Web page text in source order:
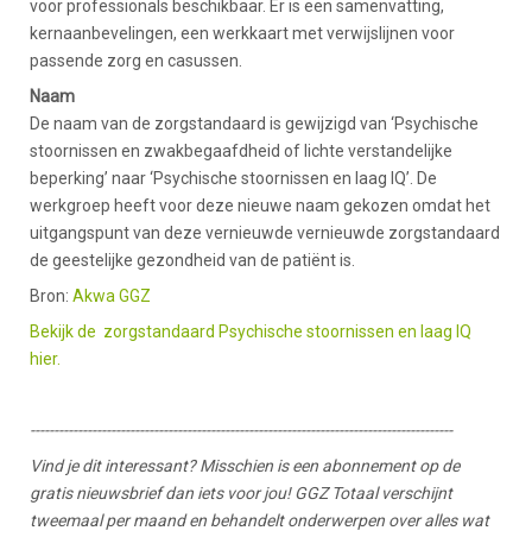
voor professionals beschikbaar. Er is een samenvatting,
kernaanbevelingen, een werkkaart met verwijslijnen voor
passende zorg en casussen.
Naam
De naam van de zorgstandaard is gewijzigd van ‘Psychische
stoornissen en zwakbegaafdheid of lichte verstandelijke
beperking’ naar ‘Psychische stoornissen en laag IQ’. De
werkgroep heeft voor deze nieuwe naam gekozen omdat het
uitgangspunt van deze vernieuwde vernieuwde zorgstandaard
de geestelijke gezondheid van de patiënt is.
Bron: Akwa GGZ
Bekijk de zorgstandaard Psychische stoornissen en laag IQ
hier.
-----------------------------------------------------------------------------------------
Vind je dit interessant? Misschien is een abonnement op de
gratis nieuwsbrief dan iets voor jou! GGZ Totaal verschijnt
tweemaal per maand en behandelt onderwerpen over alles wat